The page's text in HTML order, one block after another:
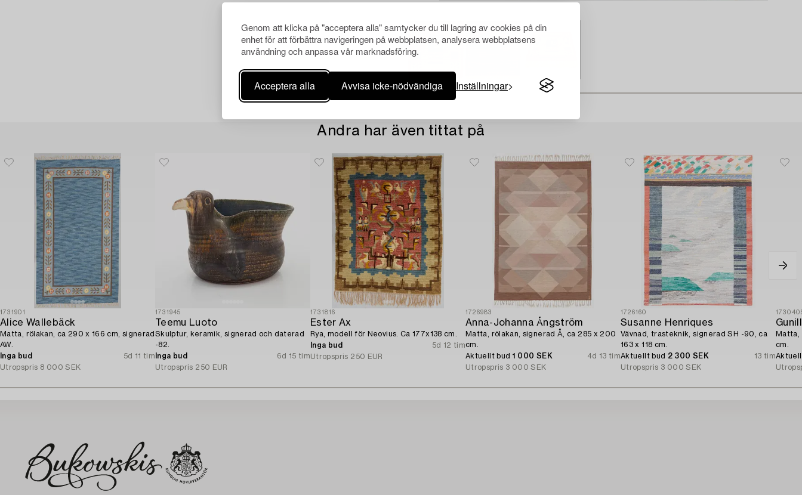
Genom att klicka på "acceptera alla" samtycker du till lagring av cookies på din
enhet för att förbättra navigeringen på webbplatsen, analysera webbplatsens
användning och anpassa vår marknadsföring.
Acceptera alla Avvisa icke-nödvändiga Inställningar
Andra har även tittat på
1731901
Alice Wallebäck
Matta, rölakan, ca 290 x 166 cm, signerad
AW.
Inga bud
5d 11 tim
Utropspris 8 000 SEK
1731945
Teemu Luoto
Skulptur, keramik, signerad och daterad
-82.
Inga bud
6d 15 tim
Utropspris 250 EUR
1731816
Ester Ax
Rya, modell för Neovius. Ca 177x138 cm.
Inga bud
5d 12 tim
Utropspris 250 EUR
1726983
Anna-Johanna Ångström
Matta, rölakan, signerad Å, ca 285 x 200
cm.
Aktuellt bud 1 000 SEK
4d 13 tim
Utropspris 3 000 SEK
1726160
Susanne Henriques
Vävnad, trasteknik, signerad SH -90, ca
163 x 118 cm.
Aktuellt bud 2 300 SEK
13 tim
Utropspris 3 000 SEK
Matta,
cm.